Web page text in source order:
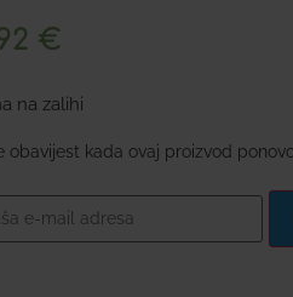
€
na zalihi
obavijest kada ovaj proizvod